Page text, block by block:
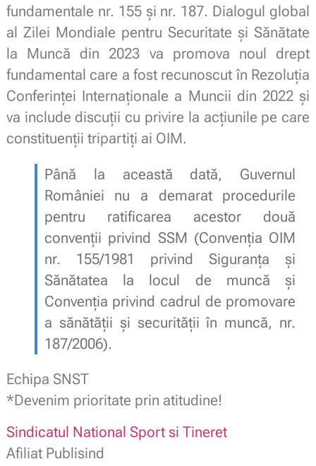
fundamentale nr. 155 și nr. 187. Dialogul global
al Zilei Mondiale pentru Securitate și Sănătate
la Muncă din 2023 va promova noul drept
fundamental care a fost recunoscut în Rezoluția
Conferinței Internaționale a Muncii din 2022 și
va include discuții cu privire la acțiunile pe care
constituenții tripartiți ai OIM.
Până la această dată, Guvernul
României nu a demarat procedurile
pentru ratificarea acestor două
convenţii privind SSM (Convenţia OIM
nr. 155/1981 privind Siguranţa şi
Sănătatea la locul de muncă şi
Convenţia privind cadrul de promovare
a sănătăţii şi securităţii în muncă, nr.
187/2006).
Echipa SNST
*Devenim prioritate prin atitudine!
Sindicatul National Sport si Tineret
Afiliat Publisind